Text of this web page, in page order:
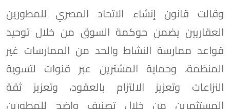
وقالت قانون إنشاء الاتحاد المصري للمطورين
العقاريين يضمن حوكمة السوق من خلال توحيد
قواعد ممارسة النشاط والحد من الممارسات غير
المنظمة، وحماية المشترين عبر قنوات لتسوية
النزاعات وتعزيز الالتزام بالعقود، وتعزيز ثقة
المستثمرين من خلال تصنيف واضح للمطورين